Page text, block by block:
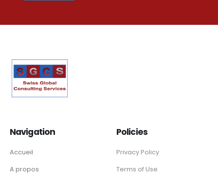
Navigation
Accueil
A propos
Policies
Privacy Policy
Terms of Use